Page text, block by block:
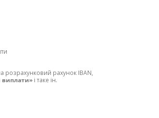
розрахунковий рахунок IBAN,
виплати» і таке ін.